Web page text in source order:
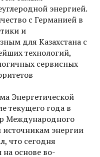
энергией.
с Германией в
и
для Казахстана с
технологий,
сервисных
Энергетической
текущего года в
Международного
источникам энергии
что сегодня
на основе во­